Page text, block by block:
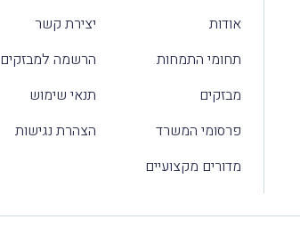
אודות
תחומי התמחות
מבזקים
פרסומי המשרד
מדורים מקצועיים
יצירת קשר
הרשמה למבזקים
תנאי שימוש
הצהרת נגישות